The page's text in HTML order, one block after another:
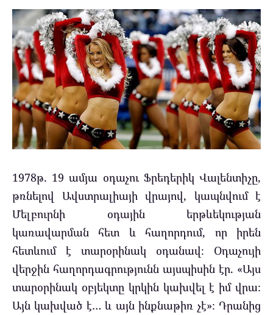
1978թ. 19 ամյա օդաչու Ֆրեդերիկ Վալենտիչը,
թռնելով Ավստրալիայի վրայով, կապնվում է
Մելբուրնի օդային երթևեկության
կառավարման հետ և հաղորդում, որ իրեն
հետևում է տարօրինակ օդանավ։ Օդաչույի
վերջին հաղորդագրությունն այսպիսին էր. «Այս
տարօրինակ օբյեկտը կրկին կախվել է իմ վրա։
Այն կախված է… և այն ինքնաթիռ չէ»։ Դրանից